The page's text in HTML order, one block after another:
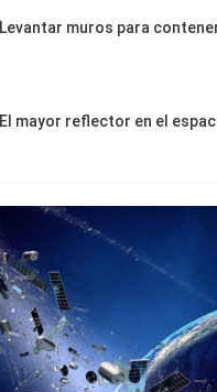
Levantar muros para
El mayor reflector en el